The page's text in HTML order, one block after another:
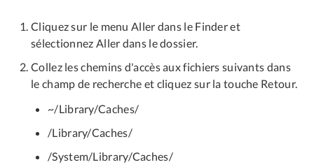
Cliquez sur le menu Aller dans le Finder et
sélectionnez Aller dans le dossier.
Collez les chemins d'accès aux fichiers suivants dans
le champ de recherche et cliquez sur la touche Retour.
~/Library/Caches/
/Library/Caches/
/System/Library/Caches/